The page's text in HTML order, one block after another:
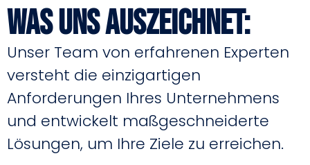
Was uns auszeichnet:
Unser Team von erfahrenen Experten
versteht die einzigartigen
Anforderungen Ihres Unternehmens
und entwickelt maßgeschneiderte
Lösungen, um Ihre Ziele zu erreichen.